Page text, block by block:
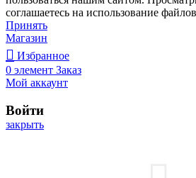
соглашаетесь на использование
Принять
Магазин
Избранное
0 элемент Заказ
Мой аккаунт
Войти
закрыть